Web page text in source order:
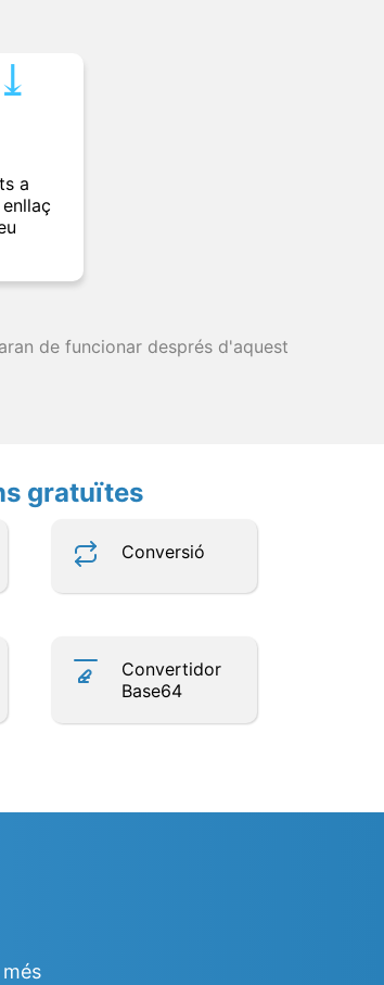
⤓︎
a
de funcionar després d'aquest
gratuïtes
Conversió
Convertidor
Base64